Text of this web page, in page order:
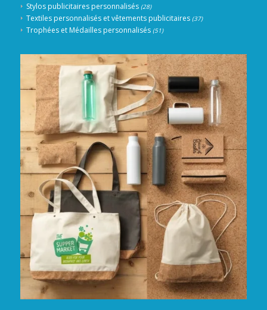
Stylos publicitaires personnalisés (28)
Textiles personnalisés et vêtements publicitaires (37)
Trophées et Médailles personnalisés (51)